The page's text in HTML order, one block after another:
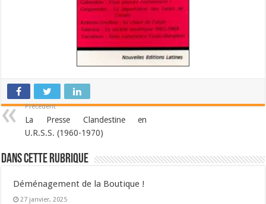
Précédent
La Presse Clandestine en
U.R.S.S. (1960-1970)
Dans cette Rubrique
Déménagement de la Boutique !
27 janvier, 2025